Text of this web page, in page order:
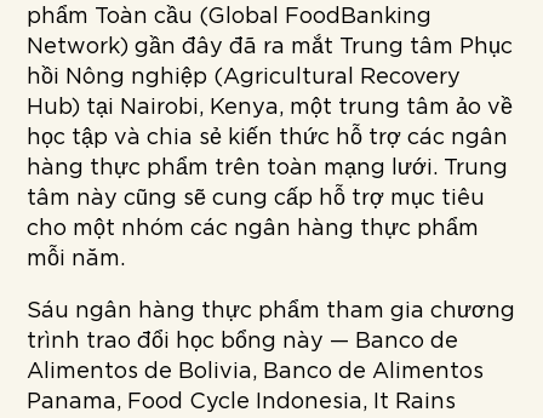
phẩm Toàn cầu (Global FoodBanking
Network) gần đây đã ra mắt Trung tâm Phục
hồi Nông nghiệp (Agricultural Recovery
Hub) tại Nairobi, Kenya, một trung tâm ảo về
học tập và chia sẻ kiến thức hỗ trợ các ngân
hàng thực phẩm trên toàn mạng lưới. Trung
tâm này cũng sẽ cung cấp hỗ trợ mục tiêu
cho một nhóm các ngân hàng thực phẩm
mỗi năm.
Sáu ngân hàng thực phẩm tham gia chương
trình trao đổi học bổng này — Banco de
Alimentos de Bolivia, Banco de Alimentos
Panama, Food Cycle Indonesia, It Rains